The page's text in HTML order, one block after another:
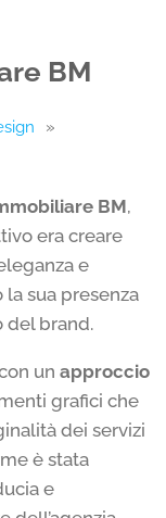
BM
»
BM,
era creare
e
la sua presenza
del brand.
un approccio
grafici che
dei servizi
è stata
e